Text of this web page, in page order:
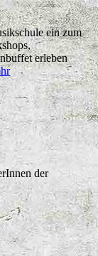
ein zum
erleben
der